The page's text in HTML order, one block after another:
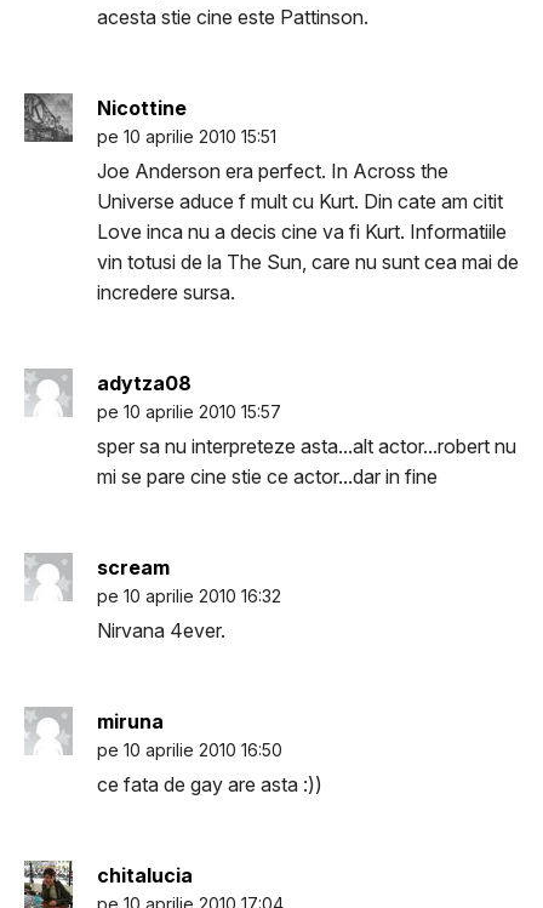
acesta stie cine este Pattinson.
Nicottine
pe 10 aprilie 2010 15:51
Joe Anderson era perfect. In Across the
Universe aduce f mult cu Kurt. Din cate am citit
Love inca nu a decis cine va fi Kurt. Informatiile
vin totusi de la The Sun, care nu sunt cea mai de
incredere sursa.
adytza08
pe 10 aprilie 2010 15:57
sper sa nu interpreteze asta...alt actor...robert nu
mi se pare cine stie ce actor...dar in fine
scream
pe 10 aprilie 2010 16:32
Nirvana 4ever.
miruna
pe 10 aprilie 2010 16:50
ce fata de gay are asta :))
chitalucia